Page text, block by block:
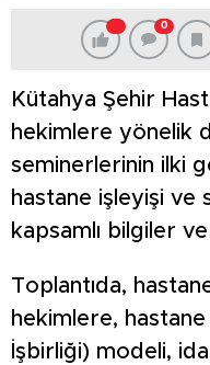
0
Kütahya Şehir
hekimlere yönelik
seminerlerinin ilki
hastane işleyişi ve
kapsamlı bilgiler
Toplantıda,
hekimlere, hastane
İşbirliği) modeli,